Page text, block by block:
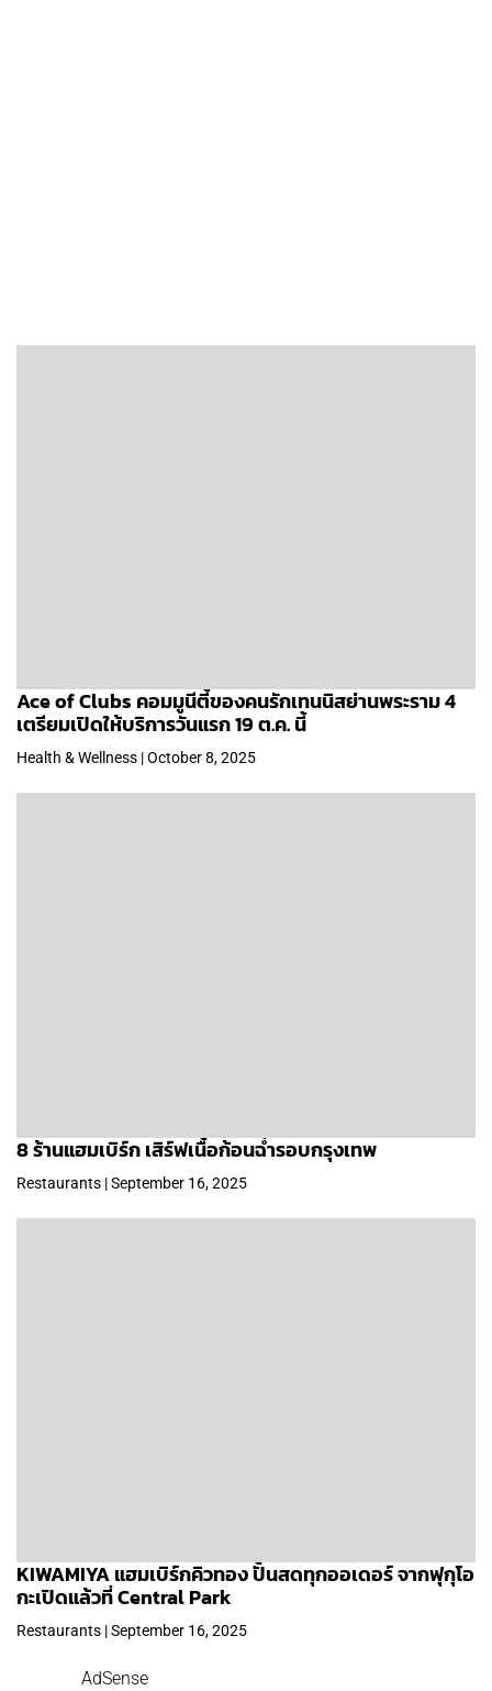
Ace of Clubs คอมมูนีตี้ของคนรักเทนนิสย่านพระราม 4
เตรียมเปิดให้บริการวันแรก 19 ต.ค. นี้
Health & Wellness | October 8, 2025
8 ร้านแฮมเบิร์ก เสิร์ฟเนื้อก้อนฉ่ำรอบกรุงเทพ
Restaurants | September 16, 2025
KIWAMIYA แฮมเบิร์กคิวทอง ปั้นสดทุกออเดอร์ จากฟุกุโอ
กะเปิดแล้วที่ Central Park
Restaurants | September 16, 2025
AdSense